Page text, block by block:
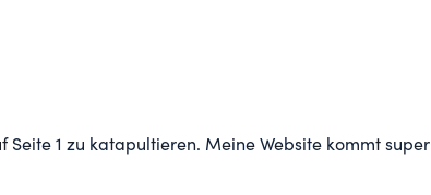
1 zu katapultieren. Meine Website kommt